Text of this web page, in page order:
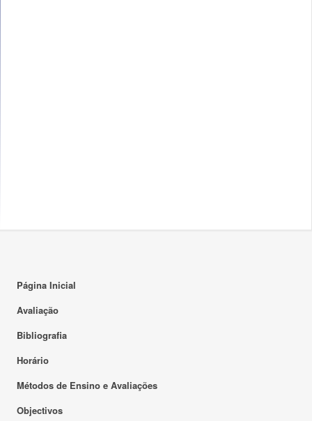
Página Inicial
Avaliação
Bibliografia
Horário
Métodos de Ensino e Avaliações
Objectivos